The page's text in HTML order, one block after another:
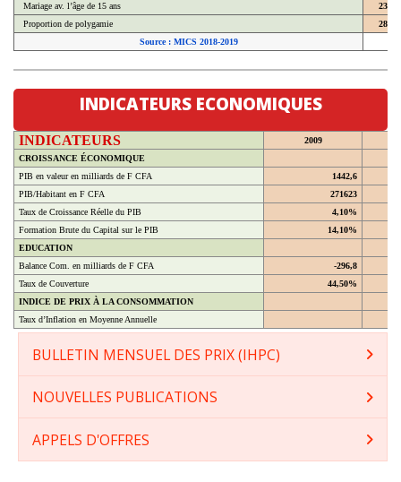
Proportion de polygamie
Source : MICS 2018-2019
INDICATEURS ECONOMIQUES
INDICATEURS
2009
CROISSANCE ÉCONOMIQUE
PIB en valeur en milliards de F CFA
1442,6
PIB/Habitant en F CFA
271623
Taux de Croissance Réelle du PIB
4,10%
Formation Brute du Capital sur le PIB
14,10%
EDUCATION
Balance Com. en milliards de F CFA
-296,8
Taux de Couverture
44,50%
INDICE DE PRIX À LA CONSOMMATION
Taux d’Inflation en Moyenne Annuelle